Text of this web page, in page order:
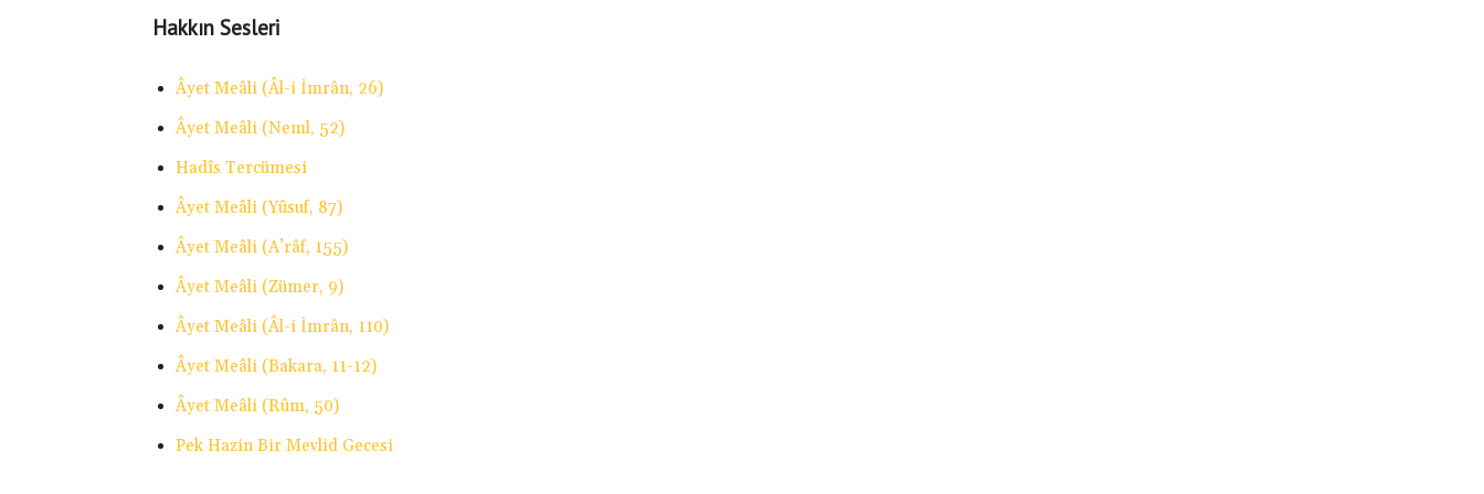
Hakkın Sesleri
Âyet Meâli (Âl-i İmrân, 26)
Âyet Meâli (Neml, 52)
Hadîs Tercümesi
Âyet Meâli (Yûsuf, 87)
Âyet Meâli (A’râf, 155)
Âyet Meâli (Zümer, 9)
Âyet Meâli (Âl-i İmrân, 110)
Âyet Meâli (Bakara, 11-12)
Âyet Meâli (Rûm, 50)
Pek Hazin Bir Mevlid Gecesi